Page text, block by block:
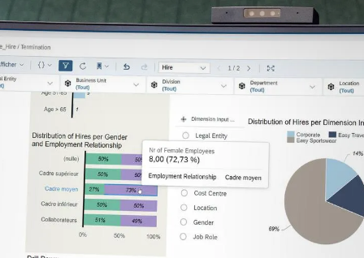
ConsultingLogicielsServicesUnivers RHÀ propos